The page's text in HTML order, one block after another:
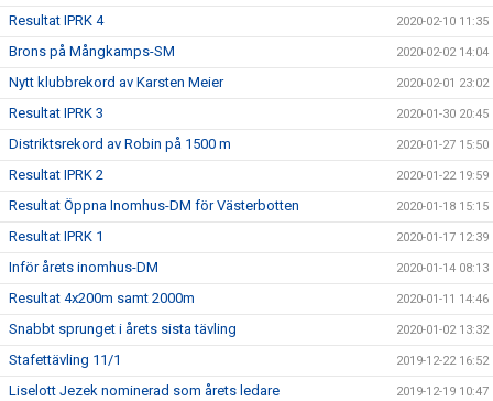
Resultat IPRK 4 2020-02-10 11:35
Brons på Mångkamps-SM 2020-02-02 14:04
Nytt klubbrekord av Karsten Meier 2020-02-01 23:02
Resultat IPRK 3 2020-01-30 20:45
Distriktsrekord av Robin på 1500 m 2020-01-27 15:50
Resultat IPRK 2 2020-01-22 19:59
Resultat Öppna Inomhus-DM för Västerbotten 2020-01-18 15:15
Resultat IPRK 1 2020-01-17 12:39
Inför årets inomhus-DM 2020-01-14 08:13
Resultat 4x200m samt 2000m 2020-01-11 14:46
Snabbt sprunget i årets sista tävling 2020-01-02 13:32
Stafettävling 11/1 2019-12-22 16:52
Liselott Jezek nominerad som årets ledare 2019-12-19 10:47